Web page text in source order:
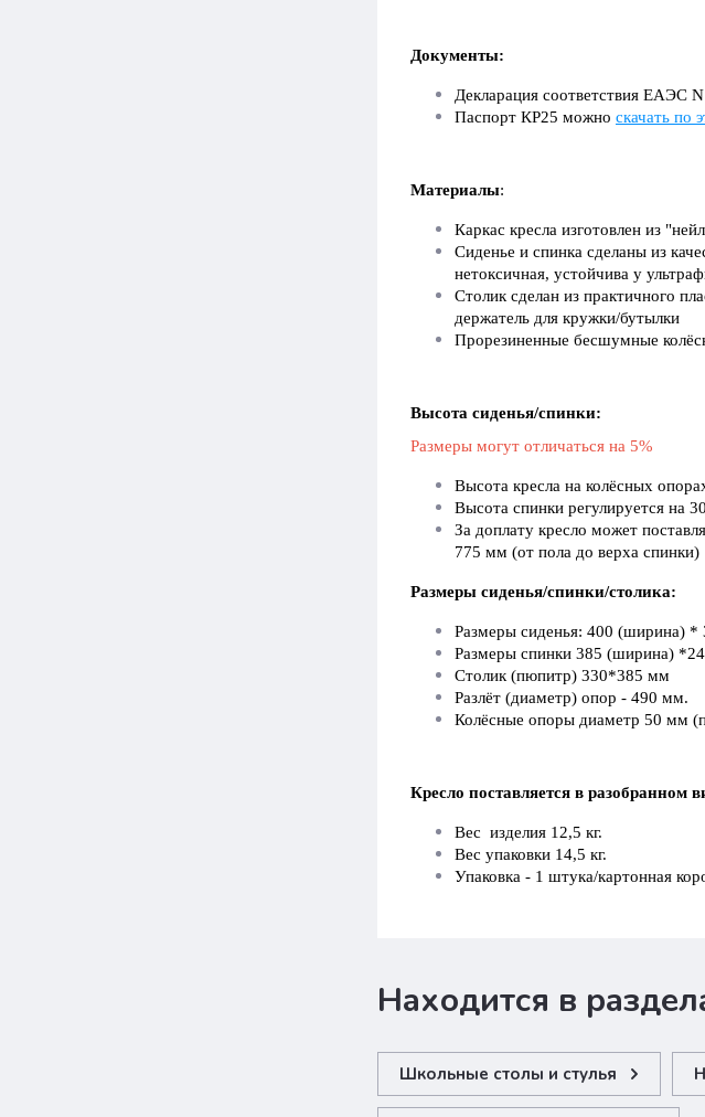
Документы:
Декларация соответствия ЕАЭС N
Паспорт КР25 можно скачать по
Материалы:
Каркас кресла изготовлен из
Сиденье и спинка сделаны из
нетоксичная, устойчива у
Столик сделан из практичного
держатель для кружки/бутылки
Прорезиненные бесшумные
Высота сиденья/спинки:
Размеры могут отличаться на 5%
Высота кресла на колёсных
Высота спинки регулируется на
За доплату кресло может
775 мм (от пола до верха спинки)
Размеры сиденья/спинки/столика:
Размеры сиденья: 400 (ширина)
Размеры спинки 385 (ширина)
Столик (пюпитр) 330*385 мм
Разлёт (диаметр) опор - 490 мм.
Колёсные опоры диаметр 50 мм
Кресло поставляется в разобранном
Вес изделия 12,5 кг.
Вес упаковки 14,5 кг.
Упаковка - 1 штука/картонная
Находится в
Школьные столы и стулья